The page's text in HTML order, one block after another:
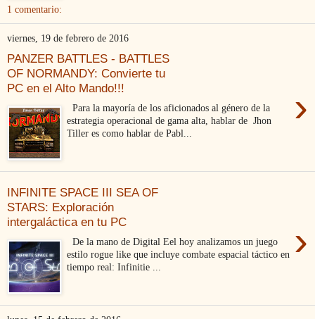
1 comentario:
viernes, 19 de febrero de 2016
PANZER BATTLES - BATTLES
OF NORMANDY: Convierte tu
PC en el Alto Mando!!!
›
Para la mayoría de los aficionados al género de la
estrategia operacional de gama alta, hablar de Jhon
Tiller es como hablar de Pabl...
INFINITE SPACE III SEA OF
STARS: Exploración
intergaláctica en tu PC
›
De la mano de Digital Eel hoy analizamos un juego
estilo rogue like que incluye combate espacial táctico en
tiempo real: Infinitie ...